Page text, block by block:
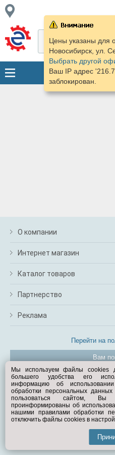
Цены указаны для
Новосибирск, ул.
Выбрать другой
Ваш IP адрес
заблокирован.
О компании
Интернет магазин
Каталог товаров
Партнерство
Реклама
Перейти на
Вам
© Exist.ru
Мы используем файлы cookies
большего удобства его
информацию об
обработки персональных
пользоваться сайтом,
проинформированы об
нашими правилами обработки
отключить файлы cookies в